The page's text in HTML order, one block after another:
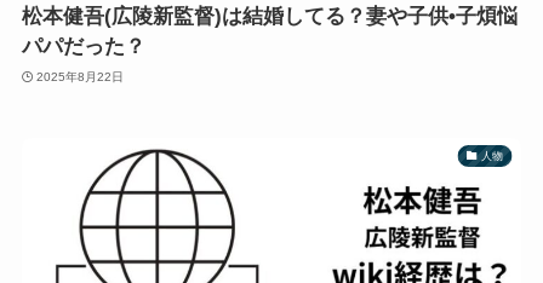
松本健吾(広陵新監督)は結婚してる？妻や子供•子煩悩
パパだった？
2025年8月22日
人物